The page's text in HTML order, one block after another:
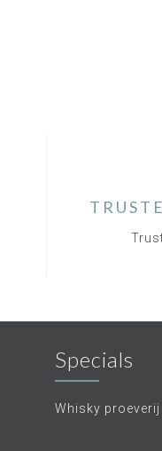
Specials
Whisky proeverij